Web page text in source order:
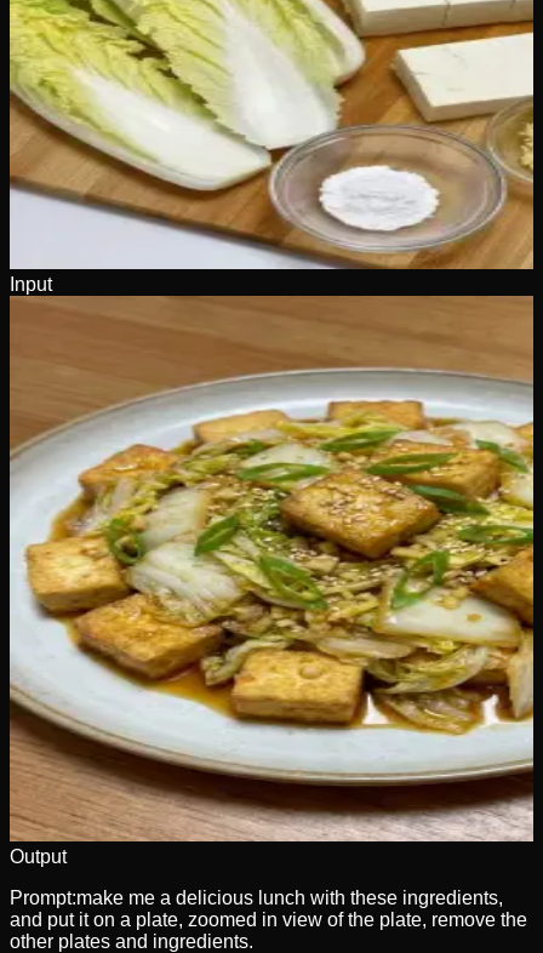
Input
Output
Prompt:make me a delicious lunch with these ingredients,
and put it on a plate, zoomed in view of the plate, remove the
other plates and ingredients.